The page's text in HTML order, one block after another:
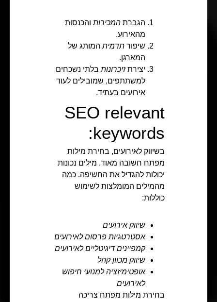
הגברת המכירותוהכנסות
מהאירוע.
שיפור תדמיתהמותג של
המארגן.
יצירתזיכרונותבלתי נשכחים
למשתתפים, שמובילים לעוד
אירועים בעתיד.
SEO relevant
keywords:
בשיווק לאירועים, בחירת מילות
מפתח חשובה מאוד. מילים נכונות
יכולות להגדיל את החשיפה. כמה
מהמילים המומלצות לשימוש
כוללות:
שיווק אירועים
אסטרטגיות פרסום לאירועים
קמפיינים דיגיטליים לאירועים
שיווק מכוון קהל
אופטימיזציה למנועי חיפוש
לאירועים
בחירת מילות מפתח צריכה